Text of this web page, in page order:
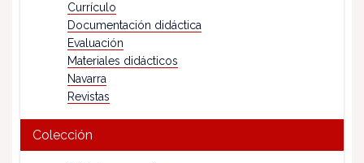
Currículo
Documentación didáctica
Evaluación
Materiales didácticos
Navarra
Revistas
Colección